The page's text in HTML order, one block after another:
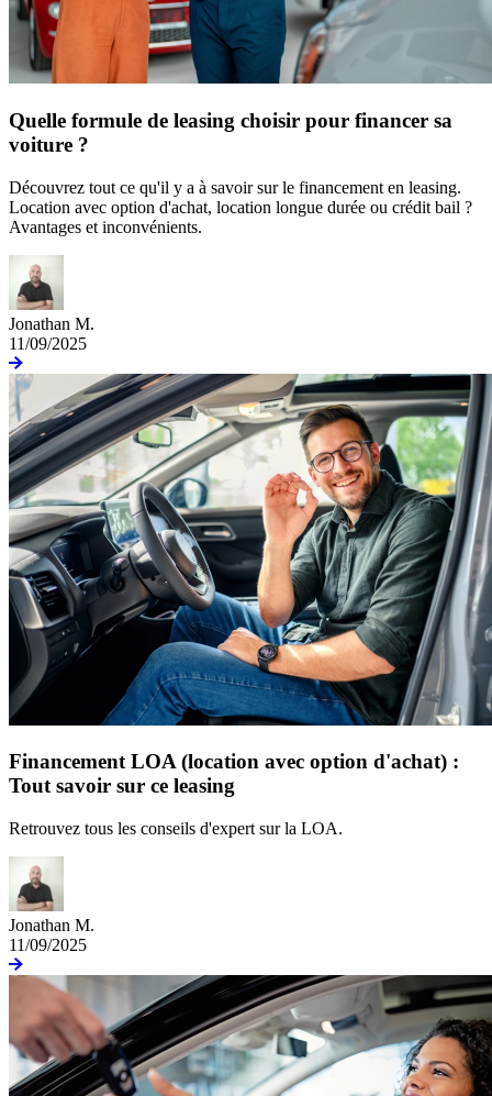
Quelle formule de leasing choisir pour financer sa
voiture ?
Découvrez tout ce qu'il y a à savoir sur le financement en leasing.
Location avec option d'achat, location longue durée ou crédit bail ?
Avantages et inconvénients.
Jonathan M.
11/09/2025
Financement LOA (location avec option d'achat) :
Tout savoir sur ce leasing
Retrouvez tous les conseils d'expert sur la LOA.
Jonathan M.
11/09/2025